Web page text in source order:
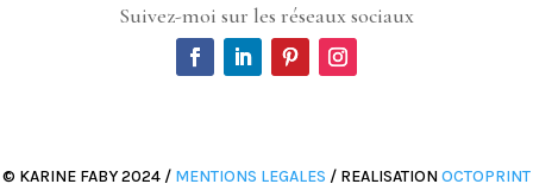
Suivez-moi sur les réseaux sociaux
© KARINE FABY 2024 / MENTIONS LEGALES / REALISATION OCTOPRINT